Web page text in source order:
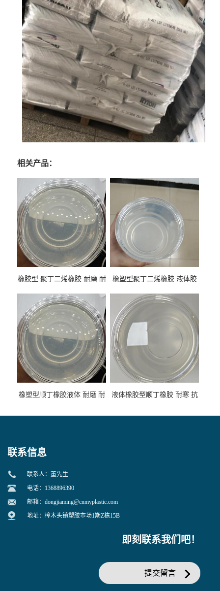
相关产品：
橡胶型 聚丁二烯橡胶 耐磨 耐
性
橡塑型聚丁二烯橡胶 液体胶
专用
橡塑型顺丁橡胶液体 耐磨 耐
液体橡胶型顺丁橡胶 耐寒 抗
联系信息
联系人：董先生
电话：1368896390
邮箱： dongjiaming@cnmyplastic.com
地址：樟木头镇塑胶市场1期Z栋15B
即刻联系我们吧！
提交留言